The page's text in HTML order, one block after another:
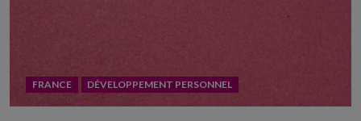
FRANCE DÉVELOPPEMENT PERSONNEL